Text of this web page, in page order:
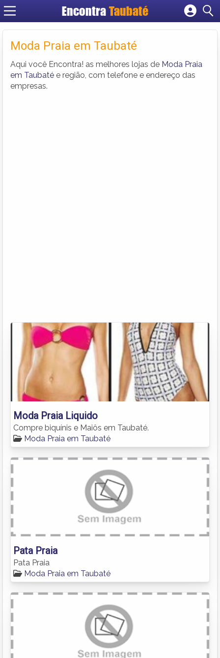
EncontraTaubaté
Cadastrar empresa
Criar conta
Moda Praia em Taubaté
Aqui você Encontra! as melhores lojas de Moda Praia
em Taubaté e região, com telefone e endereço das
empresas.
Moda Praia Liquido
Compre biquínis e Maiôs em Taubaté.
Moda Praia em Taubaté
Pata Praia
Pata Praia
Moda Praia em Taubaté